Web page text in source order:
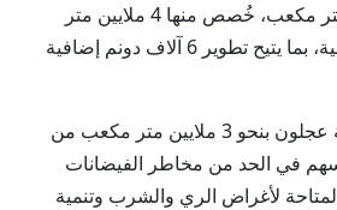
تخزينية تبلغ 7 ملايين متر مكعب، خُصص منها 4 ملايين متر
مكعب للأغراض الزراعية، بما يتيح تطوير 6 آلاف دونم إضافية
كما يزود السد محافظة عجلون بنحو 3 ملايين متر مكعب من
في الحد من مخاطر الفيضانات
المتاحة لأغراض الري والشرب وتنمية